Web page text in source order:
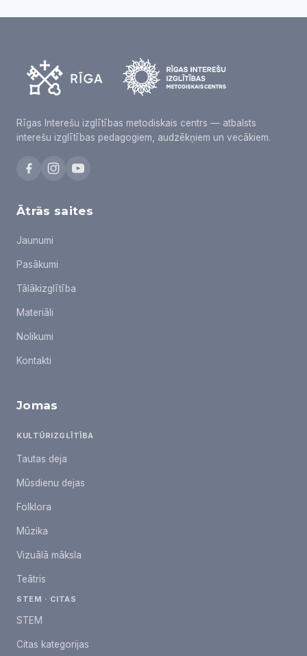
Rīgas Interešu izglītības metodiskais centrs — atbalsts
interešu izglītības pedagogiem, audzēkņiem un vecākiem.
Ātrās saites
Jaunumi
Pasākumi
Tālākizglītība
Materiāli
Nolikumi
Kontakti
Jomas
KULTŪRIZGLĪTĪBA
Tautas deja
Mūsdienu dejas
Folklora
Mūzika
Vizuālā māksla
Teātris
STEM · CITAS
STEM
Citas kategorijas